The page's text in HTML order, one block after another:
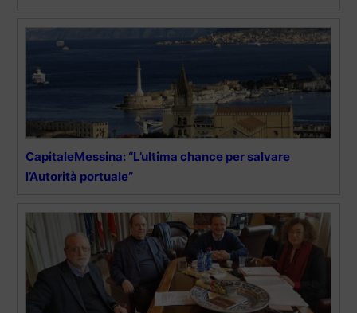
CapitaleMessina: “L’ultima chance per salvare
l’Autorità portuale”